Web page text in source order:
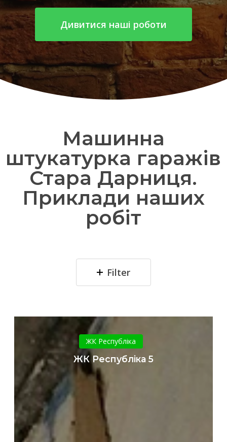
Дивитися наші роботи
Машинна
штукатурка гаражів
Стара Дарниця.
Приклади наших
робіт
Filter
Республіка
5
ЖК Республіка
ЖК Республіка 5